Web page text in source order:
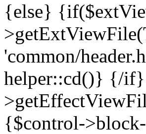
{else}
'common/
helper::cd()} {/
{$control-